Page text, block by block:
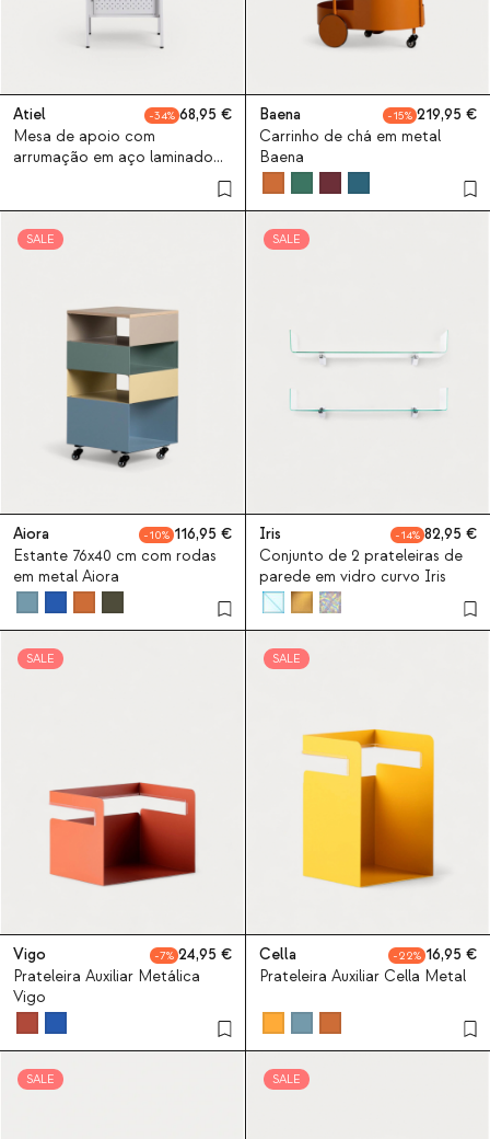
Atiel 34
68,95
Mesa de apoio com
arrumação em aço laminado
Baena 15
219,95
Carrinho de chá em metal
Baena
SALE
Aiora 10
116,95
Estante 76x40 cm com rodas
em metal Aiora
SALE
Iris 14
82,95
Conjunto de 2 prateleiras de
parede em vidro curvo Iris
SALE
Vigo 7
24,95
Prateleira Auxiliar Metálica
Vigo
SALE
Cella 22
16,95
Prateleira Auxiliar Cella Metal
SALE SALE